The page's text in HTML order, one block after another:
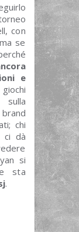
con
se
e
chi
ci dà
si
sta
.